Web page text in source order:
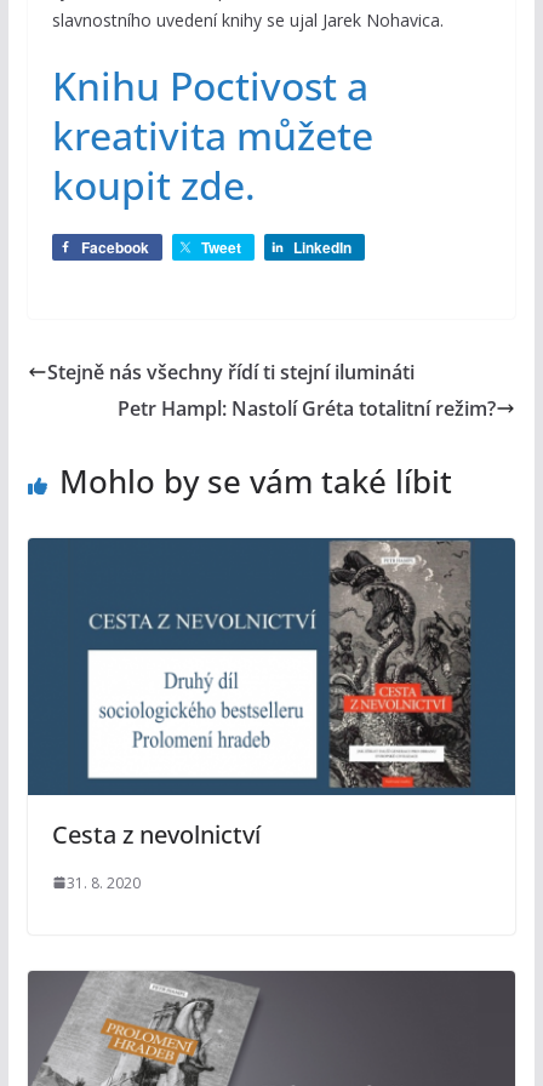
slavnostního uvedení knihy se ujal Jarek Nohavica.
Knihu Poctivost a
kreativita můžete
koupit zde.
Facebook Tweet LinkedIn
Stejně nás všechny řídí ti stejní ilumináti
Petr Hampl: Nastolí Gréta totalitní režim?
Mohlo by se vám také líbit
Cesta z nevolnictví
31. 8. 2020